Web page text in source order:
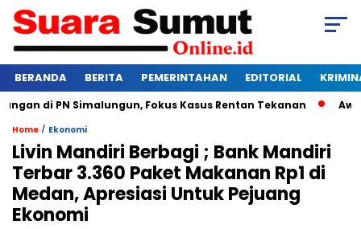
BERANDA BERITA PEMERINTAHAN EDITORIAL
di PN Simalungun, Fokus Kasus Rentan Tekanan Awas
Home / Ekonomi
Livin Mandiri Berbagi ; Bank Mandiri
Terbar 3.360 Paket Makanan Rp1 di
Medan, Apresiasi Untuk Pejuang
Ekonomi